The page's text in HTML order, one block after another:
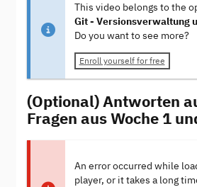
This video belongs to the
Git - Versionsverwaltung
Do you want to see more?
Enroll yourself for free
(Optional) Antworten
Fragen aus Woche 1
An error occurred while
player, or it takes a long